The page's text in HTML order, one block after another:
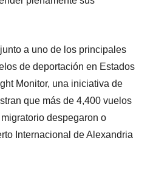
a uno de los principales
de deportación en Estados
Monitor, una iniciativa de
que más de 4,400 vuelos
despegaron o
Internacional de Alexandria